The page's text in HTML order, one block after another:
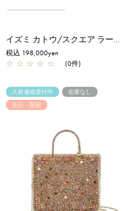
イズミ カトウ/スクエア ラージ/ダック/エナメルファンゴカーキ
税込 198,000yen
☆ ☆ ☆ ☆ ☆ (0件)
入荷連絡受付中
在庫なし
先行・限定